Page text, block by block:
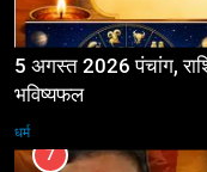
5 अगस्त 2026 पंचांग,
भविष्यफल
धर्म
7